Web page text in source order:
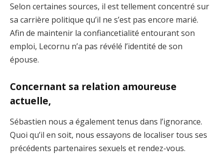
Selon certaines sources, il est tellement concentré sur
sa carrière politique qu’il ne s’est pas encore marié.
Afin de maintenir la confiancetialité entourant son
emploi, Lecornu n’a pas révélé l’identité de son
épouse.
Concernant sa relation amoureuse
actuelle,
Sébastien nous a également tenus dans l’ignorance.
Quoi qu’il en soit, nous essayons de localiser tous ses
précédents partenaires sexuels et rendez-vous.